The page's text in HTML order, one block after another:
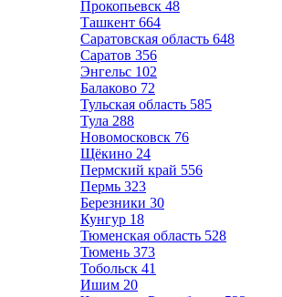
Прокопьевск 48
Ташкент 664
Саратовская область 648
Саратов 356
Энгельс 102
Балаково 72
Тульская область 585
Тула 288
Новомосковск 76
Щёкино 24
Пермский край 556
Пермь 323
Березники 30
Кунгур 18
Тюменская область 528
Тюмень 373
Тобольск 41
Ишим 20